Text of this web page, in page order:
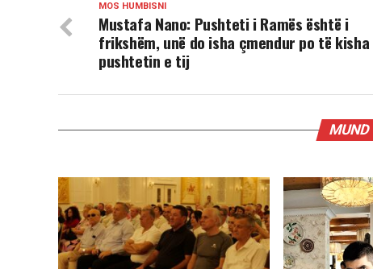
MOS HUMBISNI
Mustafa Nano: Pushteti i Ramës është i
frikshëm, unë do isha çmendur po të kisha
pushtetin e tij
MUND